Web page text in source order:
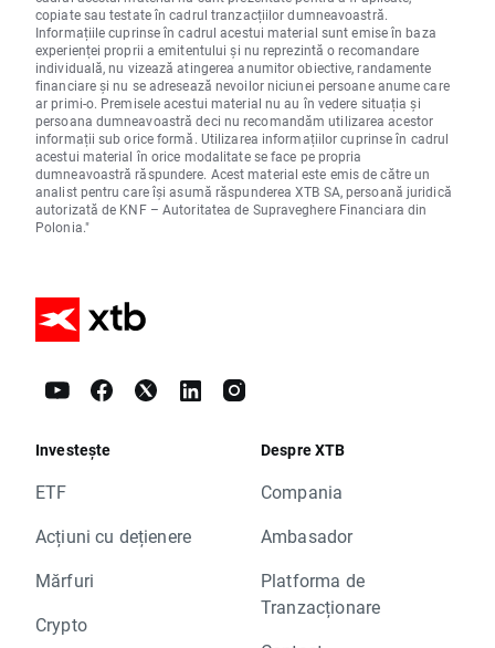
copiate sau testate în cadrul tranzacțiilor dumneavoastră.
Informațiile cuprinse în cadrul acestui material sunt emise în baza
experienței proprii a emitentului și nu reprezintă o recomandare
individuală, nu vizează atingerea anumitor obiective, randamente
financiare și nu se adresează nevoilor niciunei persoane anume care
ar primi-o. Premisele acestui material nu au în vedere situația și
persoana dumneavoastră deci nu recomandăm utilizarea acestor
informații sub orice formă. Utilizarea informațiilor cuprinse în cadrul
acestui material în orice modalitate se face pe propria
dumneavoastră răspundere. Acest material este emis de către un
analist pentru care își asumă răspunderea XTB SA, persoană juridică
autorizată de KNF – Autoritatea de Supraveghere Financiara din
Polonia."
Investește
ETF
Acțiuni cu dețienere
Mărfuri
Crypto
Despre XTB
Compania
Ambasador
Platforma de
Tranzacționare